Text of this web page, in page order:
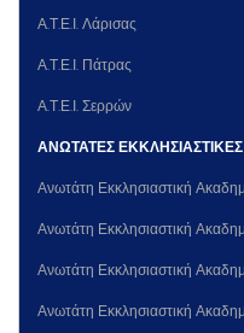
Α.Τ.Ε.Ι. Λάρισας
Α.Τ.Ε.Ι. Πάτρας
Α.Τ.Ε.Ι. Σερρών
ΑΝΩΤΑΤΕΣ
Ανωτάτη Εκκλησιαστική
Ανωτάτη Εκκλησιαστική
Ανωτάτη Εκκλησιαστική
Ανωτάτη Εκκλησιαστική